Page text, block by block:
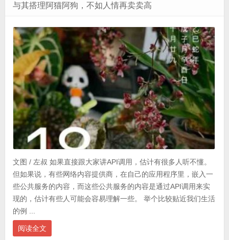
与其搭理阿猫阿狗，不如人情再卖卖高
文图 / 左叔 如果直接跟大家讲API调用，估计有很多人听不懂。
但如果说，有些网络内容提供商，在自己的应用程序里，嵌入一
些公共服务的内容，而这些公共服务的内容是通过API调用来实
现的，估计有些人可能会容易理解一些。 举个比较贴近我们生活
的例 ...
阅读全文